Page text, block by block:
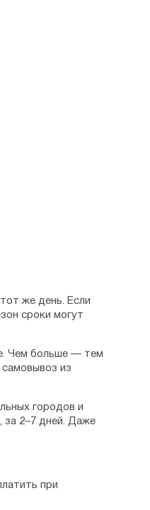
же день. Если
сроки могут
Чем больше — тем
из
городов и
за 2–7 дней. Даже
при